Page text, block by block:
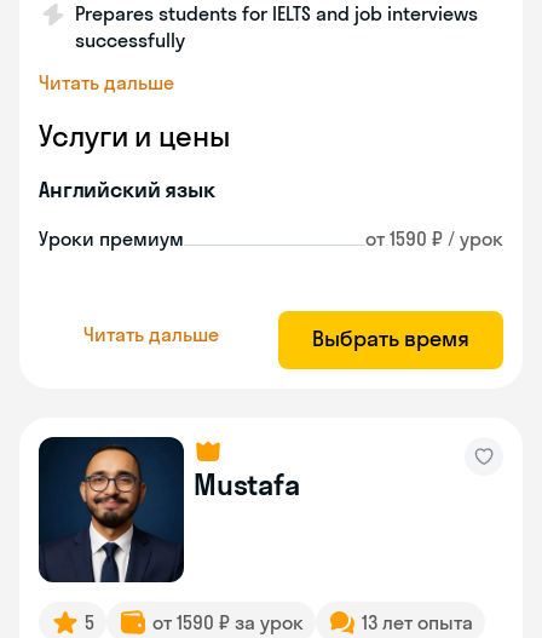
Prepares students for IELTS and job interviews
successfully
Читать дальше
Услуги и цены
Английский язык
Уроки премиум от 1590 ₽ / урок
Читать дальше Выбрать время
Mustafa
5 от 1590 ₽ за урок
13 лет опыта